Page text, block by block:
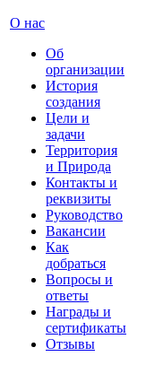
О нас
Об
организации
История
создания
Цели и
задачи
Территория
и Природа
Контакты и
реквизиты
Руководство
Вакансии
Как
добраться
Вопросы и
ответы
Награды и
сертификаты
Отзывы